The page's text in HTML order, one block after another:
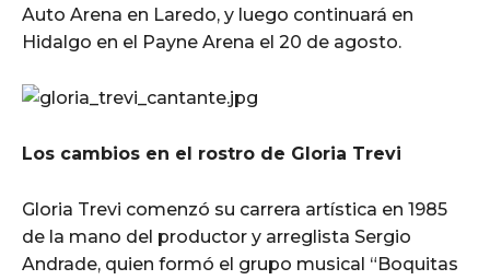
Auto Arena en Laredo, y luego continuará en
Hidalgo en el Payne Arena el 20 de agosto.
Los cambios en el rostro de Gloria Trevi
Gloria Trevi comenzó su carrera artística en 1985
de la mano del productor y arreglista Sergio
Andrade, quien formó el grupo musical “Boquitas